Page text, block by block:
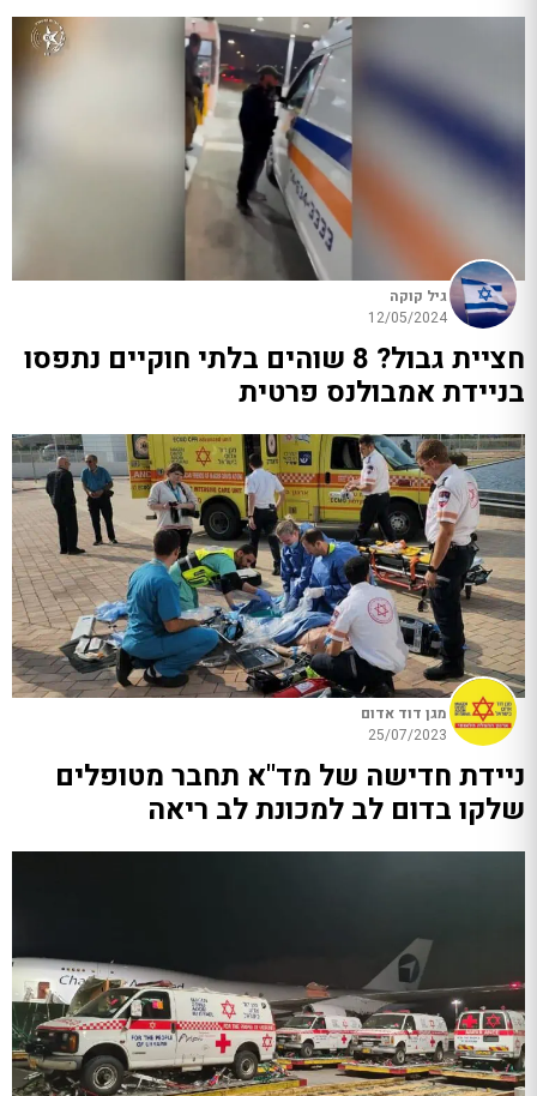
גיל קוקה
12/05/2024
חציית גבול? 8 שוהים בלתי חוקיים נתפסו
בניידת אמבולנס פרטית
מגן דוד אדום
25/07/2023
ניידת חדישה של מד"א תחבר מטופלים
שלקו בדום לב למכונת לב ריאה